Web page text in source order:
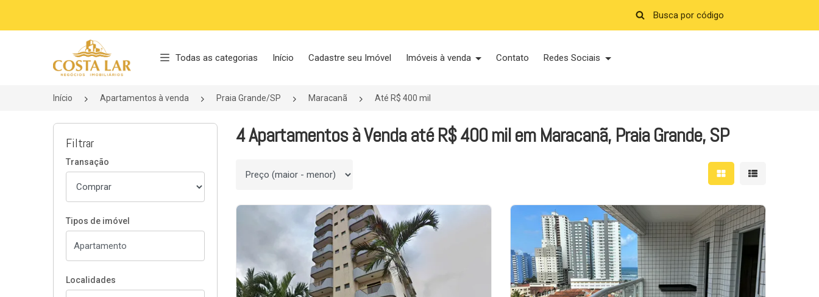
Página inicial
Todas as categorias Início Cadastre seu Imóvel Imóveis à venda Contato Redes Sociais
Início Apartamentos à venda Praia Grande/SP Maracanã Até R$ 400 mil
Filtrar
Transação
Tipos de imóvel
Localidades
4 Apartamentos à Venda até R$ 400 mil em Maracanã, Praia Grande, SP
Ordenar por Mostrar resultados em
Mostrar